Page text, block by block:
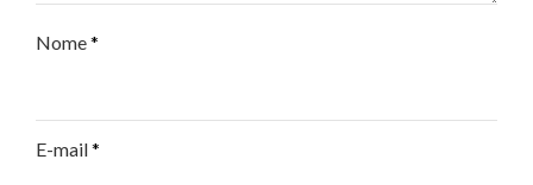
Nome*
E-mail*